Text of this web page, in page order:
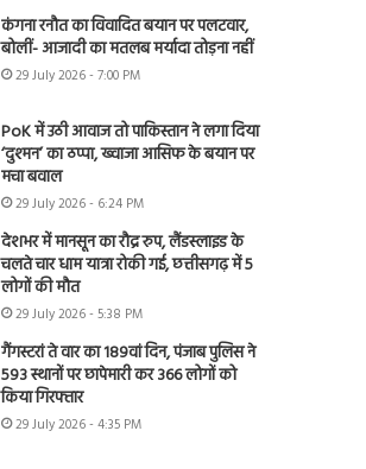
कंगना रनौत का विवादित बयान पर पलटवार,
बोलीं- आजादी का मतलब मर्यादा तोड़ना नहीं
29 July 2026 - 7:00 PM
PoK में उठी आवाज तो पाकिस्तान ने लगा दिया
‘दुश्मन’ का ठप्पा, ख्वाजा आसिफ के बयान पर
मचा बवाल
29 July 2026 - 6:24 PM
देशभर में मानसून का रौद्र रुप, लैंडस्लाइड के
चलते चार धाम यात्रा रोकी गई, छत्तीसगढ़ में 5
लोगों की मौत
29 July 2026 - 5:38 PM
गैंगस्टरां ते वार का 189वां दिन, पंजाब पुलिस ने
593 स्थानों पर छापेमारी कर 366 लोगों को
किया गिरफ्तार
29 July 2026 - 4:35 PM